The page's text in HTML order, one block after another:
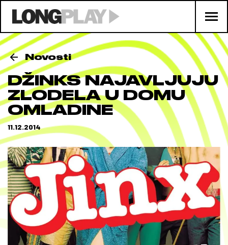
Novosti
DŽINKS NAJAVLJUJU
ZLODELA U DOMU
OMLADINE
11.12.2014